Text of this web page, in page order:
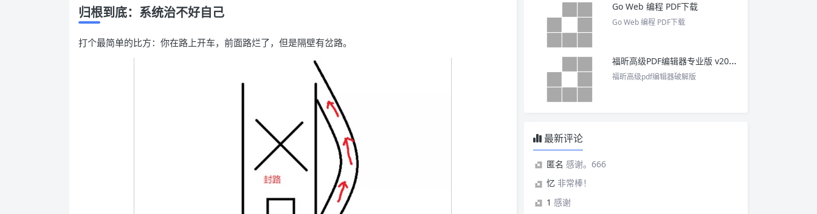
归根到底：系统治不好自己
打个最简单的比方：你在路上开车，前面路烂了，但是隔壁有岔路。
Go Web 编程 PDF下载
Go Web 编程 PDF下载
福昕高级PDF编辑器专业版 v2025 中文激活版
福昕高级pdf编辑器破解版
最新评论
匿名 感谢。666
忆 非常棒！
1 感谢